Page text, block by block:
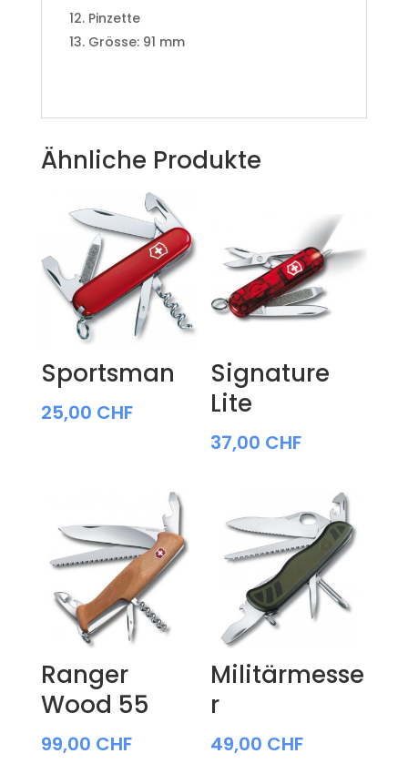
Pinzette
Grösse: 91 mm
Ähnliche Produkte
Sportsman
25,00 CHF
Signature
Lite
37,00 CHF
Ranger
Wood 55
99,00 CHF
Militärmesse
r
49,00 CHF